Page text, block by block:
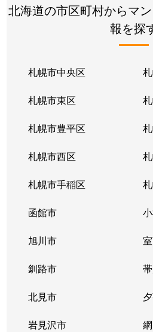
北海道の市区町村からマ
報を探
札幌市中央区
札幌市東区
札幌市豊平区
札幌市西区
札幌市手稲区
函館市
旭川市
釧路市
北見市
岩見沢市